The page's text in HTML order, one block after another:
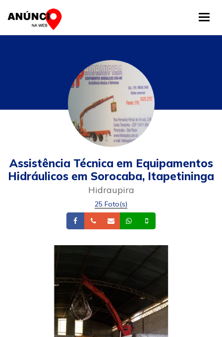
Assistência Técnica em Equipamentos
Hidráulicos em Sorocaba, Itapetininga
Hidraupira
25 Foto(s)
FacebookTelefoneEmail Whatsapp